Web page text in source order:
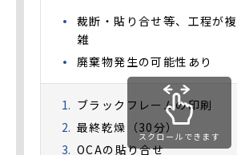
裁断・貼り合せ等、工程が複
雑
廃棄物発生の可能性あり
ブラックフレームの印刷
最終乾燥（30分）
OCAの貼り合せ
スクロールできます